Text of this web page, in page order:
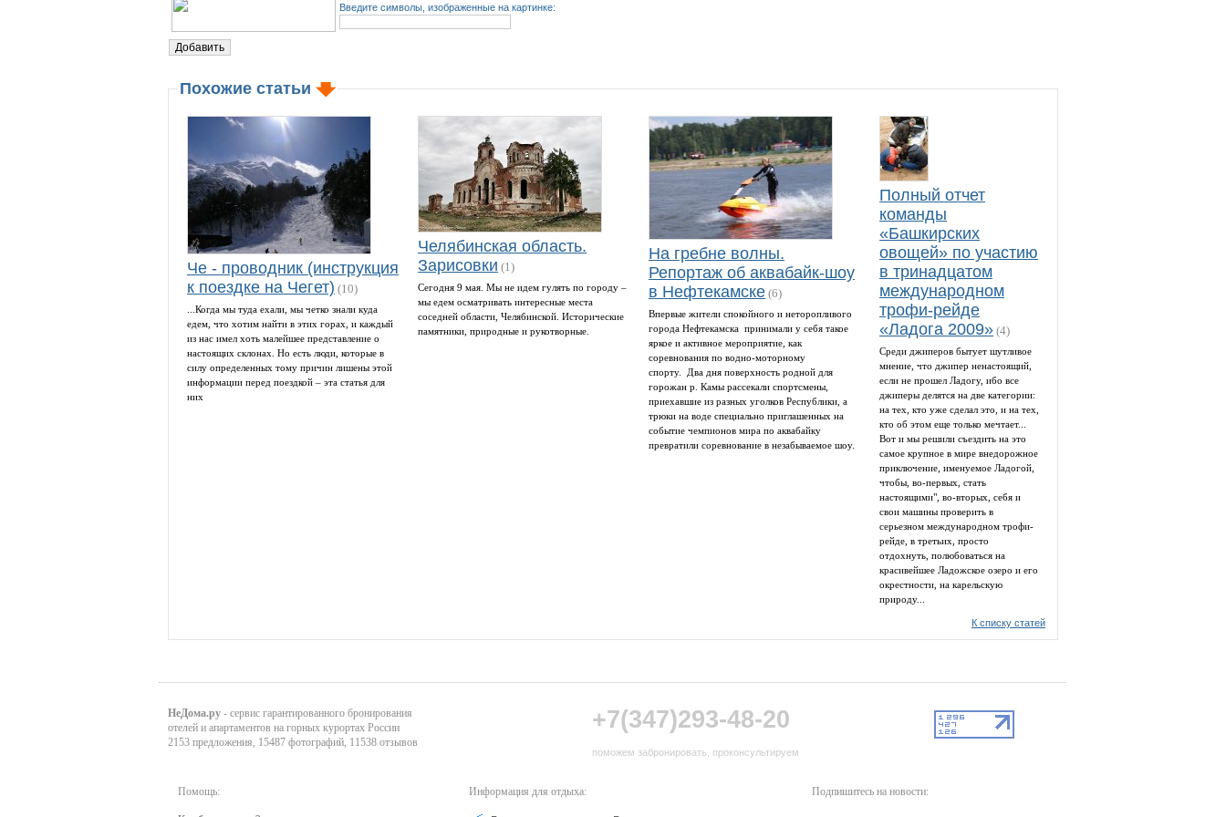
Введите символы, изображенные на картинке:
Похожие статьи
Че - проводник (инструкция
к поездке на Чегет) (10)
...Когда мы туда ехали, мы четко знали куда
едем, что хотим найти в этих горах, и каждый
из нас имел хоть малейшее представление о
настоящих склонах. Но есть люди, которые в
силу определенных тому причин лишены этой
информации перед поездкой – эта статья для
них
Челябинская область.
Зарисовки (1)
Сегодня 9 мая. Мы не идем гулять по городу –
мы едем осматривать интересные места
соседней области, Челябинской. Исторические
памятники, природные и рукотворные.
На гребне волны.
Репортаж об аквабайк-шоу
в Нефтекамске (6)
Впервые жители спокойного и неторопливого
города Нефтекамска принимали у себя такое
яркое и активное мероприятие, как
соревнования по водно-моторному
спорту. Два дня поверхность родной для
горожан р. Камы рассекали спортсмены,
приехавшие из разных уголков Республики, а
трюки на воде специально приглашенных на
событие чемпионов мира по аквабайку
превратили соревнование в незабываемое шоу.
Полный отчет
команды
«Башкирских
овощей» по участию
в тринадцатом
международном
трофи-рейде
«Ладога 2009» (4)
Среди джиперов бытует шутливое
мнение, что джипер ненастоящий,
если не прошел Ладогу, ибо все
джиперы делятся на две категории:
на тех, кто уже сделал это, и на тех,
кто об этом еще только мечтает...
Вот и мы решили съездить на это
самое крупное в мире внедорожное
приключение, именуемое Ладогой,
чтобы, во-первых, стать
настоящими", во-вторых, себя и
свои машины проверить в
серьезном международном трофи-
рейде, в третьих, просто
отдохнуть, полюбоваться на
красивейшее Ладожское озеро и его
окрестности, на карельскую
природу...
К списку статей
НеДома.ру - сервис гарантированного бронирования
отелей и апартаментов на горных курортах России
2153 предложения, 15487 фотографий, 11538 отзывов
+7(347)293-48-20
поможем забронировать, проконсультируем
Помощь: Информация для отдыха: Подпишитесь на новости: